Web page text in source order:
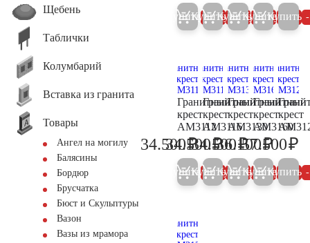
Щебень
Таблички
Колумбарий
Вставка из гранита
Товары
Ангел на могилу
Балясины
Бордюр
Брусчатка
Бюст и Скульптуры
Вазон
Вазы из мрамора
Купить 5%
Купить 5%
Купить 5%
Купить 5%
Купить
Гранитный
крест
AM3112
36.300
34.500₽
Купить 5%
Гранитный
крест
AM3116
36.300
34.500₽
Купить 5%
Гранитный
крест
AM3130
36.300
34.500₽
Купить 5%
Гранитный
крест
AM3160
38.000
36.100₽
Купить 5%
крест
57.500₽
Купить